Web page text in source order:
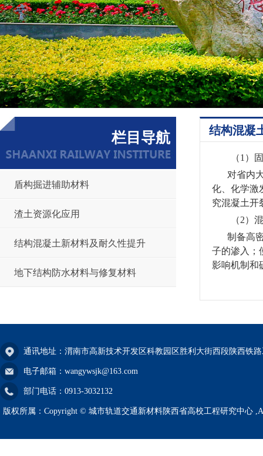
栏目导航
盾构掘进辅助材料
渣土资源化应用
结构混凝土新材料及耐久性提升
地下结构防水材料与修复材料
结构混凝
（1）
对省内
化、化学激
究混凝土开
（2）
制备高
子的渗入；
影响机制和
通讯地址：渭南市高新技术开发区科教园区胜利大街西段陕西铁
电子邮箱：wangywsjk@163.com
部门电话：0913-3032132
版权所属：Copyright © 城市轨道交通新材料陕西省高校工程研究中心